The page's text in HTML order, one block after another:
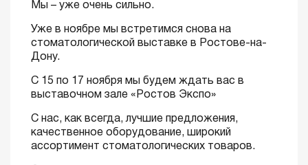
Мы – уже очень сильно.
Уже в ноябре мы встретимся снова на
стоматологической выставке в Ростове-на-
Дону.
С 15 по 17 ноября мы будем ждать вас в
выставочном зале «Ростов Экспо»
С нас, как всегда, лучшие предложения,
качественное оборудование, широкий
ассортимент стоматологических товаров.